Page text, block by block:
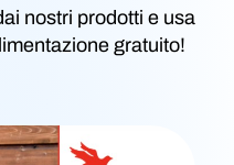
nostri prodotti e usa
gratuito!